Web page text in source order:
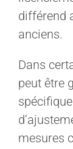
différend
anciens.
Dans
peut être
mesures